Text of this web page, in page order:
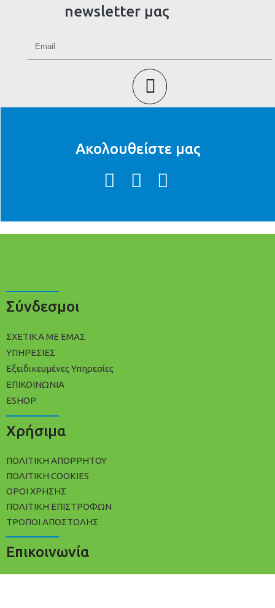
newsletter μας
Ακολουθείστε μας
Σύνδεσμοι
ΣΧΕΤΙΚΑ ΜΕ ΕΜΑΣ
ΥΠΗΡΕΣΙΕΣ
Εξειδικευμένες Υπηρεσίες
ΕΠΙΚΟΙΝΩΝΙΑ
ESHOP
Χρήσιμα
ΠΟΛΙΤΙΚΉ ΑΠΟΡΡΉΤΟΥ
ΠΟΛΊΤΙΚΗ COOKIES
ΌΡΟΙ ΧΡΉΣΗΣ
ΠΟΛΙΤΙΚΉ ΕΠΙΣΤΡΟΦΏΝ
ΤΡΌΠΟΙ ΑΠΟΣΤΟΛΉΣ
Επικοινωνία